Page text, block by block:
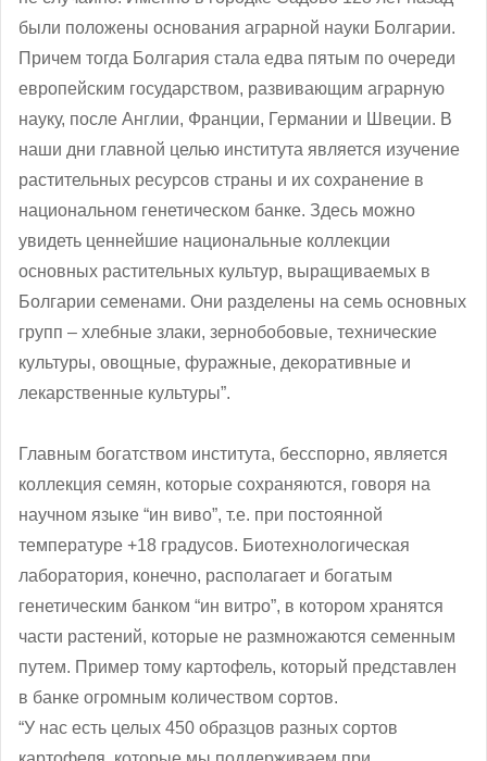
были положены основания аграрной науки Болгарии.
Причем тогда Болгария стала едва пятым по очереди
европейским государством, развивающим аграрную
науку, после Англии, Франции, Германии и Швеции. В
наши дни главной целью института является изучение
растительных ресурсов страны и их сохранение в
национальном генетическом банке. Здесь можно
увидеть ценнейшие национальные коллекции
основных растительных культур, выращиваемых в
Болгарии семенами. Они разделены на семь основных
групп – хлебные злаки, зернобобовые, технические
культуры, овощные, фуражные, декоративные и
лекарственные культуры”.
Главным богатством института, бесспорно, является
коллекция семян, которые сохраняются, говоря на
научном языке “ин виво”, т.е. при постоянной
температуре +18 градусов. Биотехнологическая
лаборатория, конечно, располагает и богатым
генетическим банком “ин витро”, в котором хранятся
части растений, которые не размножаются семенным
путем. Пример тому картофель, который представлен
в банке огромным количеством сортов.
“У нас есть целых 450 образцов разных сортов